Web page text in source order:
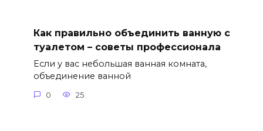
Как правильно объединить ванную с
туалетом – советы профессионала
Если у вас небольшая ванная комната,
объединение ванной
0 25